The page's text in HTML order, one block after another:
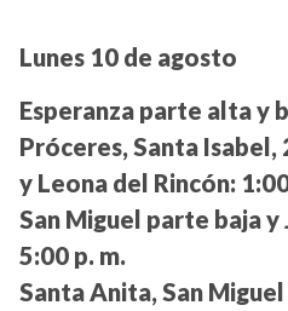
Lunes 10 de agosto
Esperanza parte alta y
Próceres, Santa
y Leona del Rincón:
San Miguel parte baja y
5:00 p. m.
Santa Anita, San